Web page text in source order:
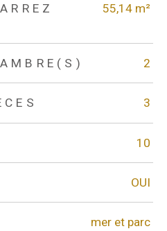
55,14 m²
2
3
10
OUI
mer et parc